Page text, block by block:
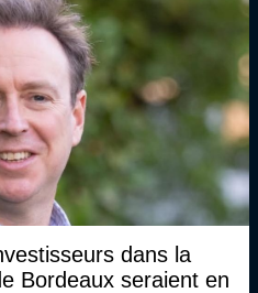
dans la
Bordeaux seraient en